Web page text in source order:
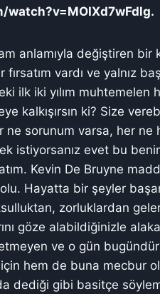
anlamıyla değiştiren
vardı ve yalnız
ilk iki yılım muhtemelen
kalkışırsın ki? Size
ne sorunum varsa, her
istiyorsanız evet bu
Kevin De Bruyne
Hayatta bir şeyler
zorluklardan
göze alabildiğinizle
ve o gün
hem de buna mecbur
dediği gibi basitçe